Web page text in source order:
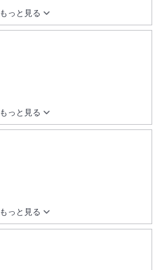
もっと見る
もっと見る
もっと見る